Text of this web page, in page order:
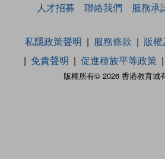
人才招募
聯絡我們 服務承
版權所有© 2026 香港教育城
私隱政策聲明 服務條款
版
免責聲明
促進種族平等政策